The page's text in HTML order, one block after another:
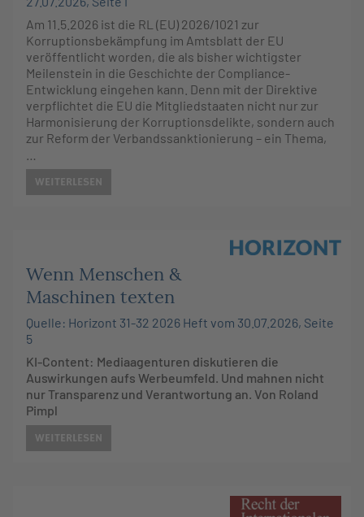
Am 11.5.2026 ist die RL (EU) 2026/1021 zur
Korruptionsbekämpfung im Amtsblatt der EU
veröffentlicht worden, die als bisher wichtigster
Meilenstein in die Geschichte der Compliance-
Entwicklung eingehen kann. Denn mit der Direktive
verpflichtet die EU die Mitgliedstaaten nicht nur zur
Harmonisierung der Korruptionsdelikte, sondern auch
zur Reform der Verbandssanktionierung – ein Thema,
WEITERLESEN
Wenn Menschen &
Maschinen texten
Quelle: Horizont 31-32 2026 Heft vom 30.07.2026, Seite
5
KI-Content: Mediaagenturen diskutieren die
Auswirkungen aufs Werbeumfeld. Und mahnen nicht
nur Transparenz und Verantwortung an. Von Roland
Pimpl
WEITERLESEN